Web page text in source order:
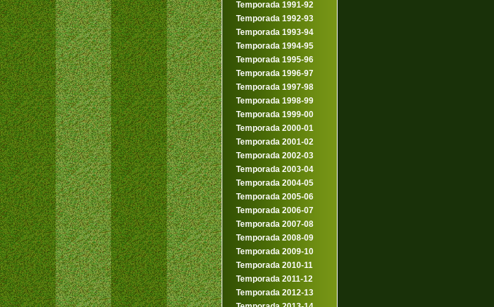
Temporada 1991-92
Temporada 1992-93
Temporada 1993-94
Temporada 1994-95
Temporada 1995-96
Temporada 1996-97
Temporada 1997-98
Temporada 1998-99
Temporada 1999-00
Temporada 2000-01
Temporada 2001-02
Temporada 2002-03
Temporada 2003-04
Temporada 2004-05
Temporada 2005-06
Temporada 2006-07
Temporada 2007-08
Temporada 2008-09
Temporada 2009-10
Temporada 2010-11
Temporada 2011-12
Temporada 2012-13